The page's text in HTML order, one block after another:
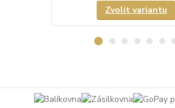
Zvolit variantu